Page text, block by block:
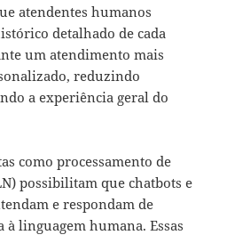
atendentes humanos
detalhado de cada
um atendimento mais
reduzindo
a experiência geral do
como processamento de
possibilitam que chatbots e
e respondam de
linguagem humana. Essas